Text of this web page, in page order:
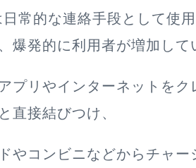
常的な連絡手段として使
爆発的に利用者が増加して
プリやインターネットを
直接結びつけ、
やコンビニなどからチャ